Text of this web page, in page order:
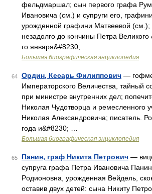
фельдмаршал; сын первого графа
Ивановича (см.) и супруги его,
урожденной графини Матвеевой (см.);
незадолго до кончины Петра
го января&#8230; …
Большая биографическая энциклопедия
64 Ордин, Кесарь Филиппович —
Императорского Величества, тайный
при министре внутренних дел;
Николая Чудотворца и ремесленного
Николая Александровича; писатель.
года и&#8230; …
Большая биографическая энциклопедия
65 Панин, граф Никита Петрович —
супруга графа Петра Ивановича
Poдионовна, урожденная Вейдель,
оставив двух детей: сына Никиту